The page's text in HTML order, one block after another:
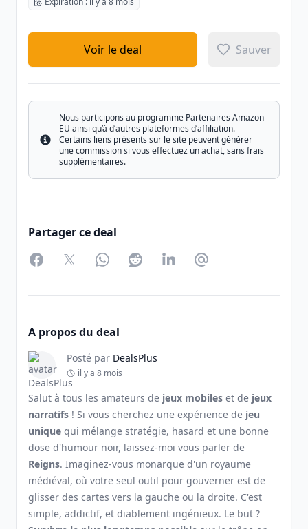
Voir le deal Sauver
Info
Nous participons au programme Partenaires Amazon
EU ainsi qu’à d’autres plateformes d’affiliation.
Certains liens présents sur le site peuvent générer
une commission si vous effectuez un achat, sans frais
supplémentaires.
Partager ce deal
FacebookTwitterWhatsAppRedditLinkedInPartager par Email
A propos du deal
Posté par DealsPlus
il y a 8 mois
Salut à tous les amateurs de jeux mobiles et de jeux
narratifs ! Si vous cherchez une expérience de jeu
unique qui mélange stratégie, hasard et une bonne
dose d'humour noir, laissez-moi vous parler de
Reigns. Imaginez-vous monarque d'un royaume
médiéval, où votre seul outil pour gouverner est de
glisser des cartes vers la gauche ou la droite. C'est
simple, addictif, et diablement ingénieux. Le but ?